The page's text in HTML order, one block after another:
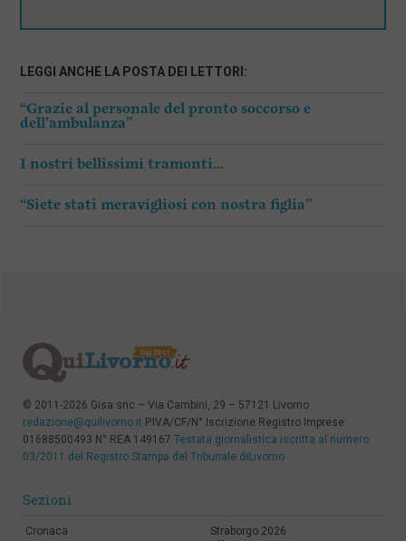
LEGGI ANCHE LA POSTA DEI LETTORI:
“Grazie al personale del pronto soccorso e
dell’ambulanza”
I nostri bellissimi tramonti…
“Siete stati meravigliosi con nostra figlia”
© 2011-2026 Gisa snc – Via Cambini, 29 – 57121 Livorno
redazione@quilivorno.it P.IVA/CF/N° Iscrizione Registro Imprese:
01688500493 N° REA 149167 Testata giornalistica iscritta al numero
03/2011 del Registro Stampa del Tribunale diLivorno
Sezioni
Cronaca
Straborgo 2026